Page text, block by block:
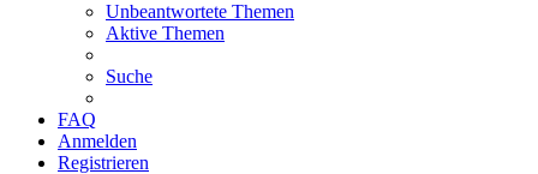
Unbeantwortete Themen
Aktive Themen
Suche
FAQ
Anmelden
Registrieren